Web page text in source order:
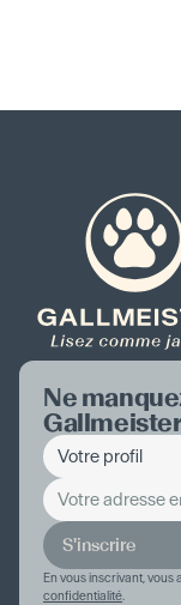
Ne
S'inscrire
En vous inscrivant,
confidentialité.